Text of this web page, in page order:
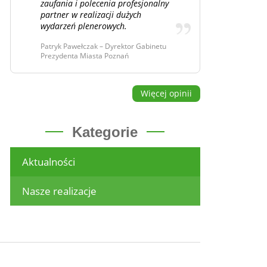
zaufania i polecenia profesjonalny
partner w realizacji dużych
wydarzeń plenerowych.
Patryk Pawełczak – Dyrektor Gabinetu
Prezydenta Miasta Poznań
Więcej opinii
Kategorie
Aktualności
Nasze realizacje